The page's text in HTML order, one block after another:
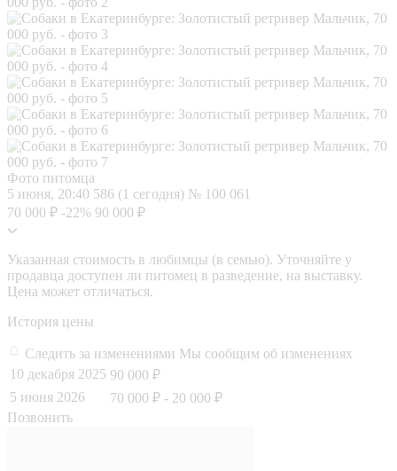
Фото питомца
5 июня, 20:40 586 (1 сегодня) № 100 061
70 000 ₽ -22% 90 000 ₽
Указанная стоимость в любимцы (в семью). Уточняйте у
продавца доступен ли питомец в разведение, на выставку.
Цена может отличаться.
История цены
Следить за изменениями Мы сообщим об изменениях
10 декабря 2025 90 000 ₽
5 июня 2026
70 000 ₽ - 20 000 ₽
Позвонить